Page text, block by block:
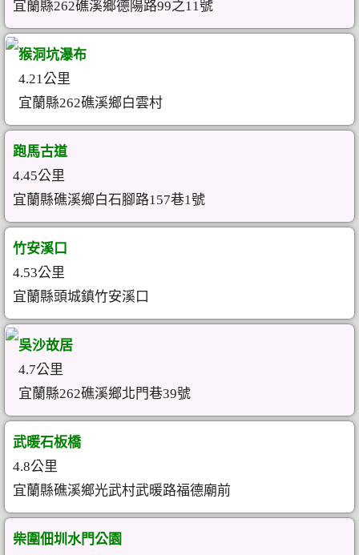
宜蘭縣262礁溪鄉德陽路99之11號
猴洞坑瀑布
4.21公里
宜蘭縣262礁溪鄉白雲村
跑馬古道
4.45公里
宜蘭縣礁溪鄉白石腳路157巷1號
竹安溪口
4.53公里
宜蘭縣頭城鎮竹安溪口
吳沙故居
4.7公里
宜蘭縣262礁溪鄉北門巷39號
武暖石板橋
4.8公里
宜蘭縣礁溪鄉光武村武暖路福德廟前
柴圍佃圳水門公園